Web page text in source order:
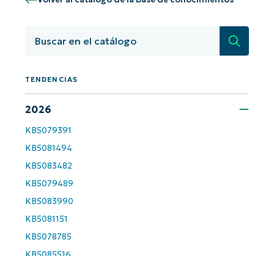
TENDENCIAS
2026
KB5079391
KB5081494
KB5083482
KB5079489
KB5083990
KB5081151
KB5078785
¡Empiece con los análisis de KB
basados en IA de NinjaOne!
and
last
name*
Business
email*
Phone